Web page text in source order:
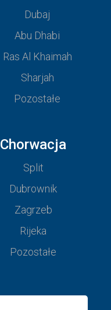
Dubaj
Abu Dhabi
Ras Al Khaimah
Sharjah
Pozostałe
Chorwacja
Split
Dubrownik
Zagrzeb
Rijeka
Pozostałe